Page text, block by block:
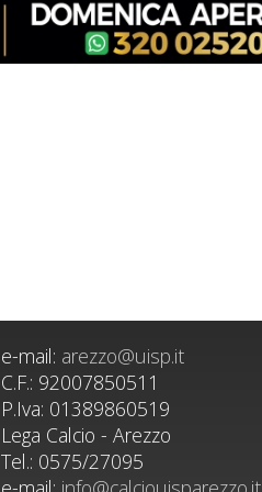
e-mail: arezzo@uisp.it
C.F.: 92007850511
P.Iva: 01389860519
Lega Calcio - Arezzo
Tel.: 0575/27095